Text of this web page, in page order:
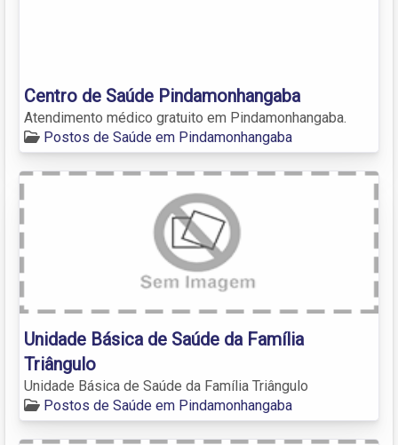
Centro de Saúde Pindamonhangaba
Atendimento médico gratuito em Pindamonhangaba.
Postos de Saúde em Pindamonhangaba
Unidade Básica de Saúde da Família
Triângulo
Unidade Básica de Saúde da Família Triângulo
Postos de Saúde em Pindamonhangaba